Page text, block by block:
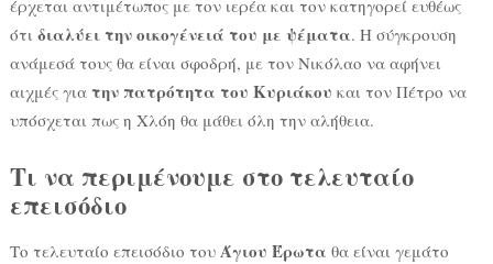
έρχεται αντιμέτωπος με τον ιερέα και τον κατηγορεί ευθέως
ότι διαλύει την οικογένειά του με ψέματα. Η σύγκρουση
ανάμεσά τους θα είναι σφοδρή, με τον Νικόλαο να αφήνει
αιχμές για την πατρότητα του Κυριάκου και τον Πέτρο να
υπόσχεται πως η Χλόη θα μάθει όλη την αλήθεια.
Τι να περιμένουμε στο τελευταίο
επεισόδιο
Το τελευταίο επεισόδιο του Άγιου Έρωτα θα είναι γεμάτο